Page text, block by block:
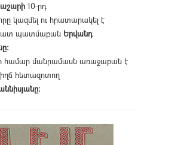
10-րդ
կազմել ու հրատարակել է
պատմաբան Երվանդ
համար մանրամասն առաջաբան է
հետազոտող